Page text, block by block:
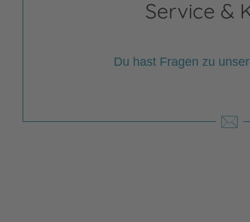
Service &
Du hast Fragen zu